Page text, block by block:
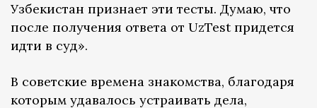
Узбекистан признает эти тесты. Думаю, что
после получения ответа от UzTest придется
идти в суд».
В советские времена знакомства, благодаря
которым удавалось устраивать дела,